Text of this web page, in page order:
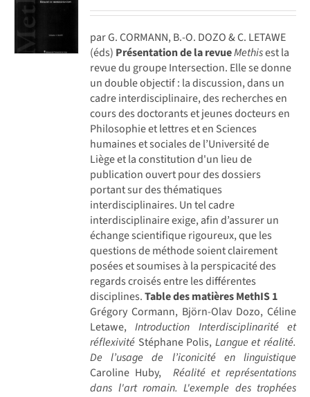
par G. CORMANN, B.-O. DOZO & C. LETAWE
(éds) Présentation de la revueMethisest la
revue du groupe Intersection. Elle se donne
un double objectif : la discussion, dans un
cadre interdisciplinaire, des recherches en
cours des doctorants et jeunes docteurs en
Philosophie et lettres et en Sciences
humaines et sociales de l’Université de
Liège et la constitution d'un lieu de
publication ouvert pour des dossiers
portant sur des thématiques
interdisciplinaires. Un tel cadre
interdisciplinaire exige, afin d’assurer un
échange scientifique rigoureux, que les
questions de méthode soient clairement
posées et soumises à la perspicacité des
regards croisés entre les différentes
disciplines.Table des matières MethIS 1
Grégory Cormann, Björn-Olav Dozo, Céline
Letawe, Introduction Interdisciplinarité et
réflexivité Stéphane Polis, Langue et réalité.
De l’usage de l’iconicité en linguistique
Caroline Huby,
Réalité et représentations
dans l'art romain. L'exemple des trophées